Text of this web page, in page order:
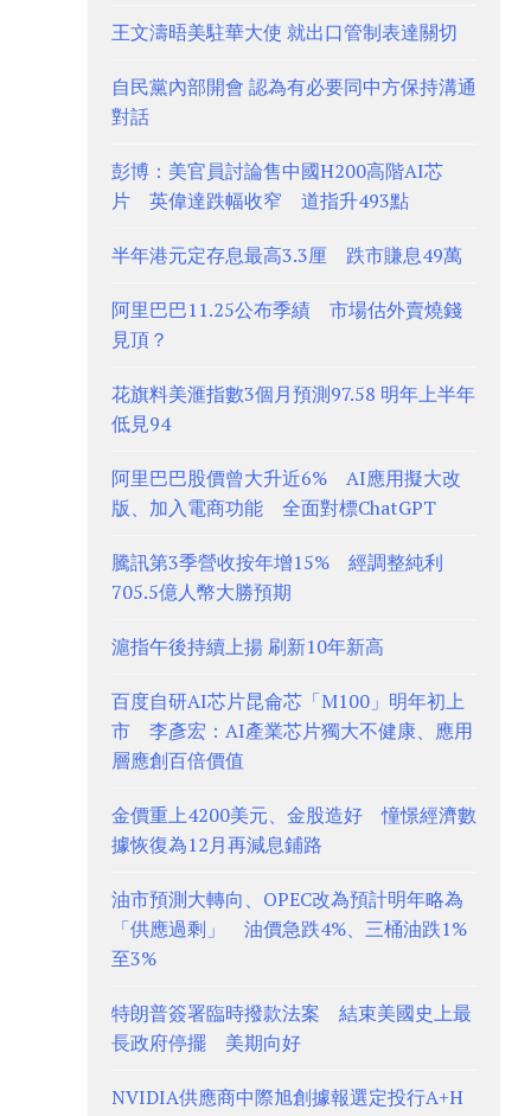
王文濤晤美駐華大使 就出口管制表達關切
自民黨內部開會 認為有必要同中方保持溝通
對話
彭博：美官員討論售中國H200高階AI芯
片 英偉達跌幅收窄 道指升493點
半年港元定存息最高3.3厘 跌市賺息49萬
阿里巴巴11.25公布季績 市場估外賣燒錢
見頂？
花旗料美滙指數3個月預測97.58 明年上半年
低見94
阿里巴巴股價曾大升近6% AI應用擬大改
版、加入電商功能 全面對標ChatGPT
騰訊第3季營收按年增15% 經調整純利
705.5億人幣大勝預期
滬指午後持續上揚 刷新10年新高
百度自研AI芯片昆侖芯「M100」明年初上
市 李彥宏：AI產業芯片獨大不健康、應用
層應創百倍價值
金價重上4200美元、金股造好 憧憬經濟數
據恢復為12月再減息鋪路
油市預測大轉向、OPEC改為預計明年略為
「供應過剩」 油價急跌4%、三桶油跌1%
至3%
特朗普簽署臨時撥款法案 結束美國史上最
長政府停擺 美期向好
NVIDIA供應商中際旭創據報選定投行A+H